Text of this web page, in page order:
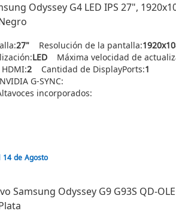
Odyssey G4 LED IPS 27",
27" Resolución de la pantalla:
LED Máxima velocidad de
2 Cantidad de DisplayPorts:1
NVIDIA G-SYNC:
incorporados:
14 de Agosto
Samsung Odyssey G9 G93S QD-